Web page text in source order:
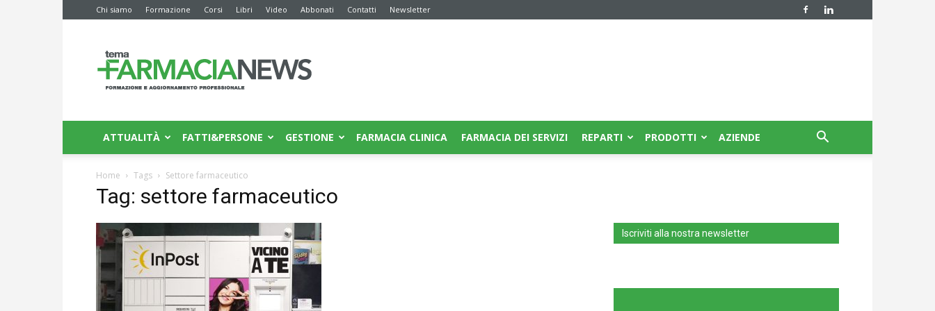
Chi siamo Formazione Corsi Libri Video Abbonati Contatti Newsletter
News
ATTUALITÀ FATTI&PERSONE GESTIONE FARMACIA CLINICA FARMACIA DEI SERVIZI REPARTI PRODOTTI AZIENDE
Home Tags Settore farmaceutico
Tag: settore farmaceutico
Iscriviti alla nostra newsletter